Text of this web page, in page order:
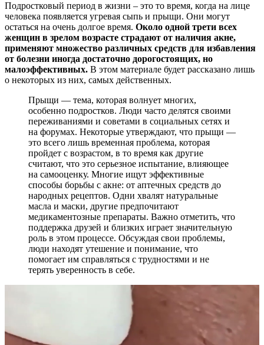
Подростковый период в жизни – это то время, когда на лице
человека появляется угревая сыпь и прыщи. Они могут
остаться на очень долгое время. Около одной трети всех
женщин в зрелом возрасте страдают от наличия акне,
применяют множество различных средств для избавления
от болезни иногда достаточно дорогостоящих, но
малоэффективных. В этом материале будет рассказано лишь
о некоторых из них, самых действенных.
Прыщи — тема, которая волнует многих,
особенно подростков. Люди часто делятся своими
переживаниями и советами в социальных сетях и
на форумах. Некоторые утверждают, что прыщи —
это всего лишь временная проблема, которая
пройдет с возрастом, в то время как другие
считают, что это серьезное испытание, влияющее
на самооценку. Многие ищут эффективные
способы борьбы с акне: от аптечных средств до
народных рецептов. Одни хвалят натуральные
масла и маски, другие предпочитают
медикаментозные препараты. Важно отметить, что
поддержка друзей и близких играет значительную
роль в этом процессе. Обсуждая свои проблемы,
люди находят утешение и понимание, что
помогает им справляться с трудностями и не
терять уверенность в себе.